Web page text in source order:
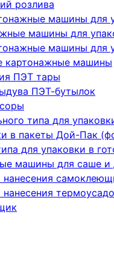
розлива
машины для
машины для
машины для
картонажные машины
ПЭТ тары
ПЭТ-бутылок
типа для
в пакеты Дой-Пак
для упаковки в
машины для саше и